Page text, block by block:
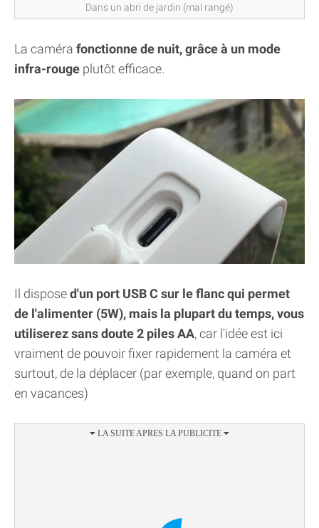
Dans un abri de jardin (mal rangé)
La caméra fonctionne de nuit, grâce à un mode
infra-rouge plutôt efficace.
Il disposed'un port USB C sur le flanc qui permet
de l'alimenter (5W), mais la plupart du temps, vous
utiliserez sans doute 2 piles AA, car l'idée est ici
vraiment de pouvoir fixer rapidement la caméra et
surtout, de la déplacer (par exemple, quand on part
en vacances)